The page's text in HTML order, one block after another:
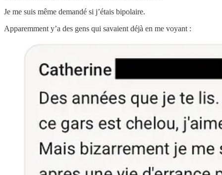
Je me suis même demandé si j’étais bipolaire.
Apparemment y’a des gens qui savaient déjà en me voyant :